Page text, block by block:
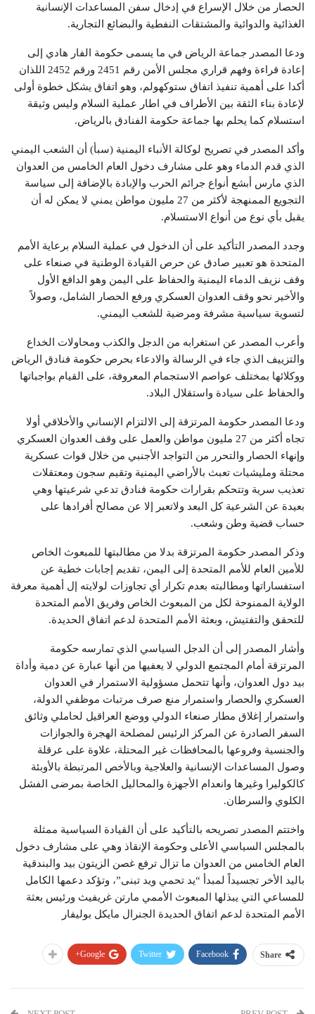
الحصار من خلال الإسراع في إدخال سفن المساعدات الإنسانية
الغذائية والدوائية والمشتقات النفطية والبضائع التجارية.
ودعا المصدر جماعة الرياض في ما يسمى حكومة الفار هادي إلى
إعادة قراءة وفهم قراري مجلس الأمن رقم 2451 ورقم 2452 اللذان
أكدا على أهمية تنفيذ اتفاق ستوكهولم، وهو اتفاق يشكل خطوة أولى
لإعادة بناء الثقة بين الأطراف في اطار عملية السلام وليس وثيقة
استسلام كما يحلم بها جماعة حكومة الفنادق بالرياض.
وأكد المصدر في تصريح لوكالة الأنباء اليمنية (سبأ) أن الشعب اليمني
الذي قدم الدماء وهو على مشارف دخول العام الخامس من العدوان
الذي مارس أبشع أنواع جرائم الحرب والإبادة بالإضافة إلى سياسة
التجويع الممنهجة لأكثر من 27 مليون مواطن يمني لا يمكن له أن
يقبل بأي نوع من أنواع الاستسلام.
وجدد المصدر التأكيد على أن الدخول في عملية السلام برعاية الأمم
المتحدة هو تعبير صادق عن حرص القيادة الوطنية في صنعاء على
وقف نزيف الدماء اليمنية والحفاظ على اليمن وهو الدافع الأول
والأخير نحو وقف العدوان العسكري ورفع الحصار الشامل، وصولاً
لتسوية سياسية مشرفة ومرضية للشعب اليمني.
وأعرب المصدر عن استغرابه من الدجل والكذب ومحاولات الخداع
والتزييف الذي جاء في الرسالة والادعاء بحرص حكومة فنادق الرياض
ووكلائها بمختلف عواصم الاستجمام المعروفة، على القيام بواجباتها
والحفاظ على سيادة واستقلال البلاد.
ودعا المصدر حكومة المرتزقة إلى الالتزام الإنساني والأخلاقي أولا
تجاه أكثر من 27 مليون مواطن والعمل على وقف العدوان العسكري
وإنهاء الحصار والتحرر من التواجد الأجنبي من خلال قوات عسكرية
محتلة ومليشيات تعبث بالأراضي اليمنية وتقيم سجون ومعتقلات
تعذيب سرية وتتحكم بقرارات حكومة فنادق تدعي شرعيتها وهي
بعيدة عن الشرعية كل البعد ولاتعبر إلا عن مصالح أفرادها على
حساب قضية وطن وشعب.
وذكر المصدر حكومة المرتزقة بدلا من مطالبتها للمبعوث الخاص
للأمين العام للأمم المتحدة إلى اليمن، تقديم إجابات خطية عن
استفساراتها ومطالبته بعدم تكرار أي تجاوزات لولايته إل أهمية معرفة
الولاية الممنوحة لكل من المبعوث الخاص وفريق الأمم المتحدة
للتحقق والتفتيش، وبعثة الأمم المتحدة لدعم اتفاق الحديدة.
وأشار المصدر إلى أن الدجل السياسي الذي تمارسه حكومة
المرتزقة أمام المجتمع الدولي لا يعفيها من أنها عبارة عن دمية وأداة
بيد دول العدوان، وأنها تتحمل مسؤولية الاستمرار في العدوان
العسكري والحصار واستمرار منع صرف مرتبات موظفي الدولة،
واستمرار إغلاق مطار صنعاء الدولي ووضع العراقيل لحاملي وثائق
السفر الصادرة عن المركز الرئيس لمصلحة الهجرة والجوازات
والجنسية وفروعها بالمحافظات غير المحتلة، علاوة على عرقلة
وصول المساعدات الإنسانية والعلاجية وبالأخص المرتبطة بالأوبئة
كالكوليرا وغيرها وانعدام الأجهزة والمحاليل الخاصة بمرضى الفشل
الكلوي والسرطان.
واختتم المصدر تصريحه بالتأكيد على أن القيادة السياسية ممثلة
بالمجلس السياسي الأعلى وحكومة الإنقاذ وهي على مشارف دخول
العام الخامس من العدوان ما تزال ترفع غصن الزيتون بيد والبندقية
باليد الأخر تجسيداً لمبدأ “يد تحمي ويد تبنى”، وتؤكد دعمها الكامل
للمساعي التي يبذلها المبعوث الأممي مارتن غريفيث ورئيس بعثة
الأمم المتحدة لدعم اتفاق الحديدة الجنرال مايكل بوليفار
Share
Facebook
Twitter
Google+